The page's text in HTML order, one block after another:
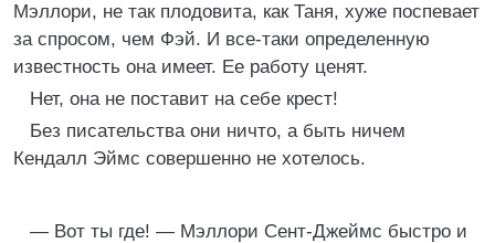
Мэллори, не так плодовита, как Таня, хуже поспевает
за спросом, чем Фэй. И все-таки определенную
известность она имеет. Ее работу ценят.
Нет, она не поставит на себе крест!
Без писательства они ничто, а быть ничем
Кендалл Эймс совершенно не хотелось.
— Вот ты где! — Мэллори Сент-Джеймс быстро и